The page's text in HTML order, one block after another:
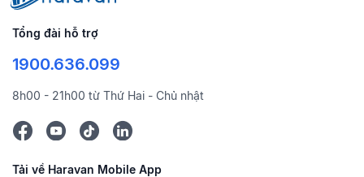
Tổng đài hỗ trợ
1900.636.099
8h00 - 21h00 từ Thứ Hai - Chủ nhật
Tải về Haravan Mobile App